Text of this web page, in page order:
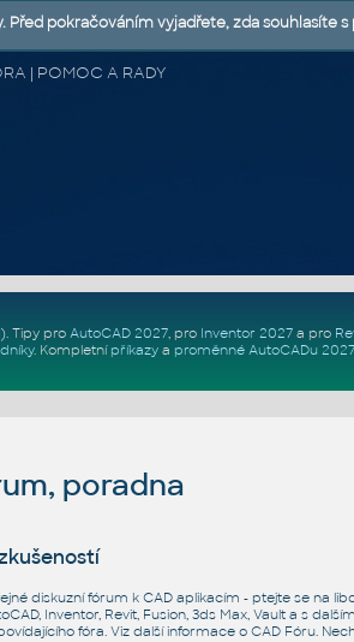
| POMOC A RADY
. Tipy pro AutoCAD 2027, pro Inventor 2027a pro
. Kompletní příkazya proměnné AutoCADu 2027
poradna
diskuzní fórum k CAD aplikacím - ptejte se na
Inventor, Revit, Fusion, 3ds Max, Vault a s
fóra. Viz další informace o CAD Fóru.
pokračováním vyjadřete, zda souhlasíte